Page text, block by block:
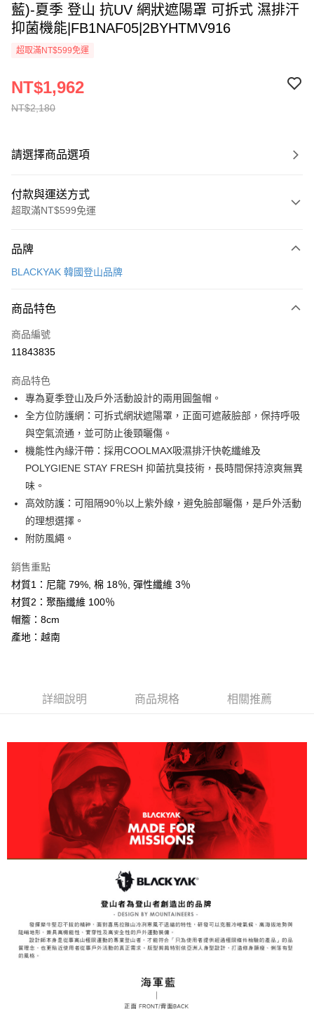
藍)-夏季 登山 抗UV 網狀遮陽罩 可拆式 濕排汗
抑菌機能|FB1NAF05|2BYHTMV916
超取滿NT$599免運
NT$2,180
NT$1,962
請選擇商品選項
付款與運送方式
超取滿NT$599免運
信用卡一次付款
LINE Pay
Apple Pay
悠遊付
Google Pay
全盈+PAY
大哥付你分期
相關說明
【大哥付你分期使用說明】
1.本服務由台灣大哥大提供，台灣大哥大用戶可立即使用無須另外申請。
2.付款方式選擇「大哥付你分期」，訂單成立後會自動跳轉到大哥付的交易
流程，驗證手機門號後，選擇欲分期的期數、繳款截止日，確認付款後即完
3.實際核准額度、可分期數及費用金額請依後續交易確認頁面所載為準。
4.訂單成立30分鐘內，如未前往確認交易或遇審核未通過，訂單將自動取
消。如遇「轉專審核」未通過狀況，表示未達大哥付你分期系統評分，恕無
法說明評估內容。
1.分期款項不併入電信帳單，「大哥付你分期」於每月結算日後寄送繳費提
醒簡訊。
1.本服務係由「台灣大哥大股份有限公司」（以下簡稱本公司）所提供，讓
資料（包含姓名、電話或地址）提供予台灣大哥大進項蒐集、處理及利用，
由本公司與您本人進行分期帳單所需資料之確認、核對及更正。
3.完整用戶服務條款，請詳閱以下連結：https://oppay.tw/userRule
AFTEE先享後付
相關說明
【關於「AFTEE先享後付」】
便利好安心！
１．簡單：不需註冊會員、不需綁卡、不需儲值。
２．便利：只要手機號碼，簡訊認證，即可結帳。
３．安心：先確認商品／服務後，再付款。
１．於結帳方式選擇「AFTEE先享後付」後，將跳轉至「AFTEE先享後付」
ATM／網路銀行／等多元方式進行付款，方視為交易完成。
※ 請注意：結帳手續完成當下不需立刻繳費，但若您需要取消訂單，請聯絡
※ 交易是否成功請以「AFTEE先享後付 」之結帳頁面顯示為準，若有關於
是否繳費成功／繳費後需取消欲退款等相關疑問，請聯繫「AFTEE先享後付
客戶支援中心」
https://netprotections.freshdesk.com/support/home
【注意事項】
１．透過由恩沛科技股份有限公司提供之「AFTEE先享後付」服務完成之交
易，需依本服務之必要範圍內提供個人資料，並將交易相關給付款項請求債
權轉讓予恩沛科技股份有限公司。
２．關於個人資料處理事宜，請瀏覽以下網址：
https://aftee.tw/terms/#terms3
３．未成年的使用者請事先徵得法定代理人或監護人之同意方可使用
「AFTEE先享後付」，若未經同意申辦者引起之損失，本公司不負相關責
４．使用「AFTEE先享後付」時，將依據個別帳號之用戶狀況，依本公司即
時審查核予不同之上限額度；若仍有額度不足之情形，本公司將視審查結果
請求用戶進行身份認證。
５．嚴禁一人註冊多個帳號或使用他人資訊註冊。若發現惡意使用之情形，
恩沛科技股份有限公司將有權停止該用戶之使用額度並採取法律行動。
運送方式
全家取貨付款
每筆NT$60，滿NT$599(含以上)免運費
萊爾富取貨付款
付款後萊爾富取貨
每筆NT$60，滿NT$799(含以上)免運費
7-11取貨付款
每筆NT$60，滿NT$799(含以上)免運費
付款後7-11取貨
每筆NT$60，滿NT$799(含以上)免運費
品牌
BLACKYAK 韓國登山品牌
商品特色
商品編號
11843835
商品特色
專為夏季登山及戶外活動設計的兩用圓盤帽。
全方位防護網：可拆式網狀遮陽罩，正面可遮蔽臉部，保持呼吸
與空氣流通，並可防止後頸曬傷。
機能性內緣汗帶：採用COOLMAX吸濕排汗快乾纖維及
POLYGIENE STAY FRESH 抑菌抗臭技術，長時間保持涼爽無異
味。
高效防護：可阻隔90％以上紫外線，避免臉部曬傷，是戶外活動
的理想選擇。
附防風繩。
銷售重點
材質1：尼龍 79%, 棉 18％, 彈性纖維 3％
材質2：聚酯纖維 100％
帽簷：8cm
產地：越南
詳細說明 商品規格 相關推薦